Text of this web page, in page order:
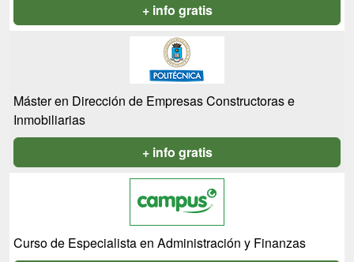
+ info gratis
Máster en Dirección de Empresas Constructoras e
Inmobiliarias
+ info gratis
Curso de Especialista en Administración y Finanzas